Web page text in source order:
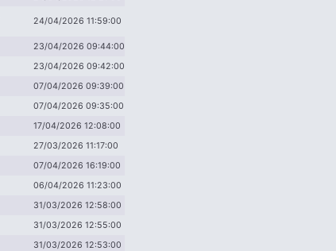
24/04/2026 11:59:00
23/04/2026 09:44:00
23/04/2026 09:42:00
07/04/2026 09:39:00
07/04/2026 09:35:00
17/04/2026 12:08:00
27/03/2026 11:17:00
07/04/2026 16:19:00
06/04/2026 11:23:00
31/03/2026 12:58:00
31/03/2026 12:55:00
31/03/2026 12:53:00